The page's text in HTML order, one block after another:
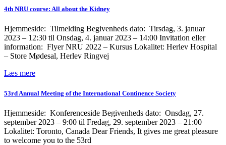
4th NRU course: All about the Kidney
Hjemmeside: Tilmelding Begivenheds dato: Tirsdag, 3. januar
2023 – 12:30 til Onsdag, 4. januar 2023 – 14:00 Invitation eller
information: Flyer NRU 2022 – Kursus Lokalitet: Herlev Hospital
– Store Mødesal, Herlev Ringvej
Læs mere
53rd Annual Meeting of the International Continence Society
Hjemmeside: Konferenceside Begivenheds dato: Onsdag, 27.
september 2023 – 9:00 til Fredag, 29. september 2023 – 21:00
Lokalitet: Toronto, Canada Dear Friends, It gives me great pleasure
to welcome you to the 53rd